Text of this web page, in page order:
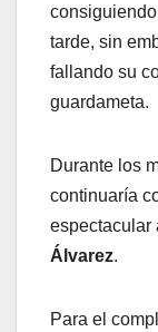
tarde, sin
fallando su
guardameta.
Durante los
continuaría
espectacular
Álvarez.
Para el